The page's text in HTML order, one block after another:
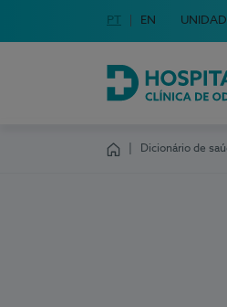
Escolha o seu idioma
Idioma em Português
PT English
EN
Hospital da Luz
Dicionário de